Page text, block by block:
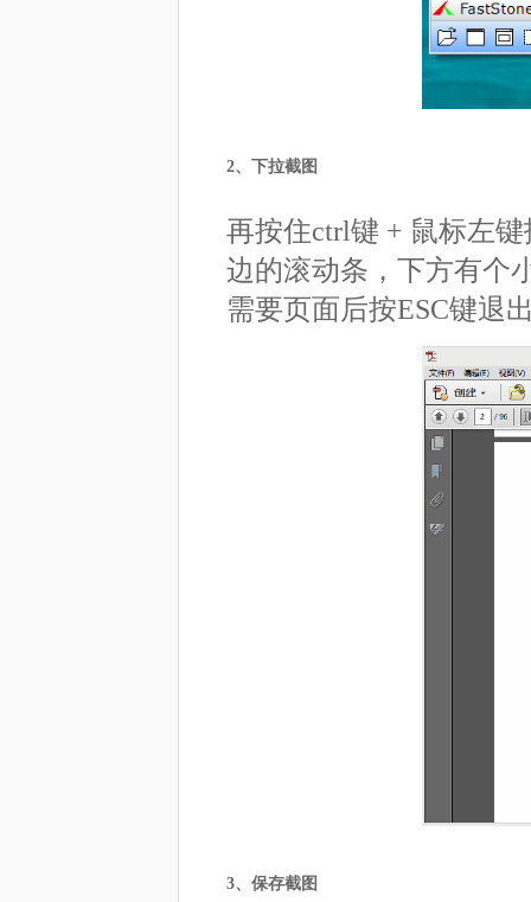
2、下拉截图
再按住ctrl键 + 鼠标左
边的滚动条，下方有个
需要页面后按ESC键退
3、保存截图